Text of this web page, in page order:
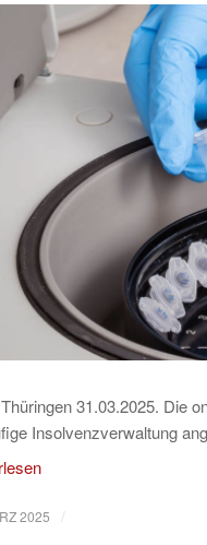
31.03.2025. Die
Insolvenzverwaltung
2025 /